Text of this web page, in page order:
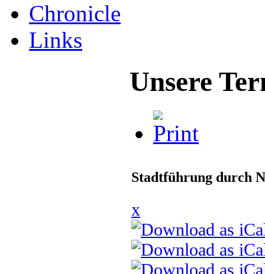
Chronicle
Links
Unsere
Stadtführung durch
x